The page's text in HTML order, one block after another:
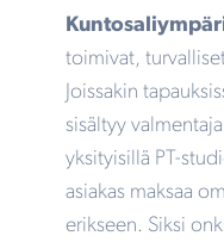
toimivat,
Joissakin
sisältyy
yksityisillä PT-
asiakas maksaa
erikseen. Siksi